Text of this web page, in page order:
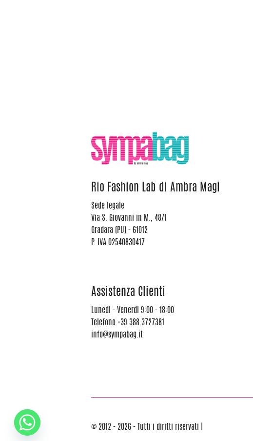
Rio Fashion Lab di Ambra Magi
Sede legale
Via S. Giovanni in M., 48/1
Gradara (PU) - 61012
P. IVA 02540830417
Assistenza Clienti
Lunedi - Venerdi 9:00 - 18:00
Telefono +39 388 3727381
info@sympabag.it
© 2012 - 2026 - Tutti i diritti riservati |